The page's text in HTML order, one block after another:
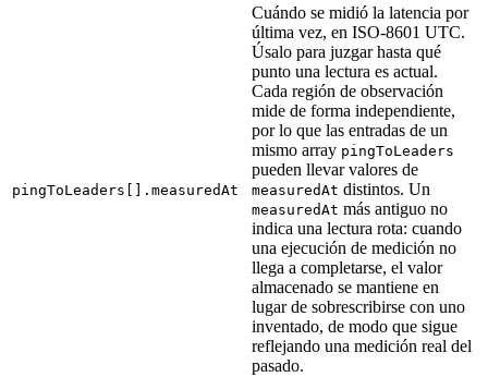
pingToLeaders[].measuredAt
Cuándo se midió la latencia por
última vez, en ISO-8601 UTC.
Úsalo para juzgar hasta qué
punto una lectura es actual.
Cada región de observación
mide de forma independiente,
por lo que las entradas de un
mismo array pingToLeaders
pueden llevar valores de
measuredAt distintos. Un
measuredAt más antiguo no
indica una lectura rota: cuando
una ejecución de medición no
llega a completarse, el valor
almacenado se mantiene en
lugar de sobrescribirse con uno
inventado, de modo que sigue
reflejando una medición real del
pasado.